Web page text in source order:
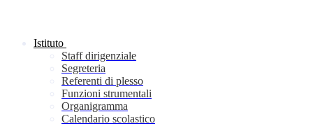
Istituto
Staff dirigenziale
Segreteria
Referenti di plesso
Funzioni strumentali
Organigramma
Calendario scolastico